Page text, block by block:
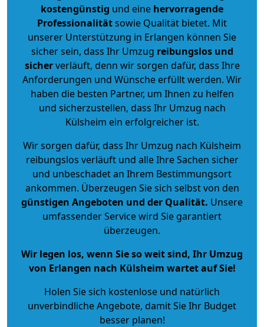
kostengünstig und eine hervorragende
Professionalitätsowie Qualität bietet. Mit
unserer Unterstützung in Erlangen können Sie
sicher sein, dass Ihr Umzug reibungslos und
sicherverläuft, denn wir sorgen dafür, dass Ihre
Anforderungen und Wünsche erfüllt werden. Wir
haben die besten Partner, um Ihnen zu helfen
und sicherzustellen, dass Ihr Umzug nach
Külsheim ein erfolgreicher ist.
Wir sorgen dafür, dass Ihr Umzug nach Külsheim
reibungslos verläuft und alle Ihre Sachen sicher
und unbeschadet an Ihrem Bestimmungsort
ankommen. Überzeugen Sie sich selbst von den
günstigen Angeboten und der Qualität. Unsere
umfassender Service wird Sie garantiert
überzeugen.
Wir legen los, wenn Sie so weit sind, Ihr Umzug
von Erlangen nach Külsheim wartet auf Sie!
Holen Sie sich kostenlose und natürlich
unverbindliche Angebote, damit Sie Ihr Budget
besser planen!